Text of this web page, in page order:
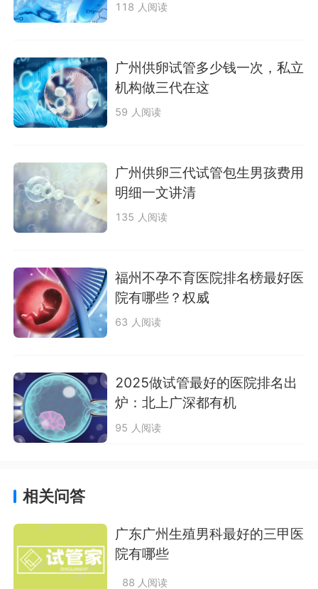
118 人阅读
广州供卵试管多少钱一次，私立
机构做三代在这
59 人阅读
广州供卵三代试管包生男孩费用
明细一文讲清
135 人阅读
福州不孕不育医院排名榜最好医
院有哪些？权威
63 人阅读
2025做试管最好的医院排名出
炉：北上广深都有机
95 人阅读
相关问答
广东广州生殖男科最好的三甲医
院有哪些
88 人阅读